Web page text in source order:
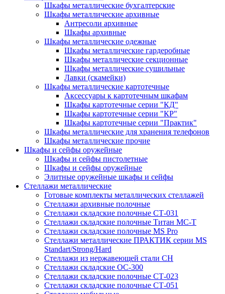
Шкафы металлические бухгалтерские
Шкафы металлические архивные
Антресоли архивные
Шкафы архивные
Шкафы металлические одежные
Шкафы металлические гардеробные
Шкафы металлические секционные
Шкафы металлические сушильные
Лавки (скамейки)
Шкафы металлические картотечные
Аксессуары к картотечным шкафам
Шкафы картотечные серии "КД"
Шкафы картотечные серии "КР"
Шкафы картотечные серии "Практик"
Шкафы металлические для хранения телефонов
Шкафы металлические прочие
Шкафы и сейфы оружейные
Шкафы и сейфы пистолетные
Шкафы и сейфы оружейные
Элитные оружейные шкафы и сейфы
Стеллажи металлические
Готовые комплекты металлических стеллажей
Стеллажи архивные полочные
Стеллажи складские полочные СТ-031
Стеллажи складские полочные Титан МС-Т
Стеллажи складские полочные MS Pro
Стеллажи металлические ПРАКТИК серии MS
Standart/Strong/Hard
Стеллажи из нержавеющей стали СН
Стеллажи складские ОС-300
Стеллажи складские полочные СТ-023
Стеллажи складские полочные СТ-051